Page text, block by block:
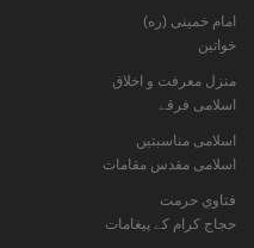
امام خمینی (ره)
خواتين
منزل معرفت و اخلاق
اسلامی فرقے
اسلامی مناسبتیں
اسلامی مقدس مقامات
فتاوي حرمت
حجاج کرام کے پیغامات